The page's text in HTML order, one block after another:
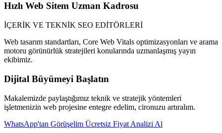
Hızlı Web Sitem Uzman Kadrosu
İÇERİK VE TEKNİK SEO EDİTÖRLERİ
Web tasarım standartları, Core Web Vitals optimizasyonları ve arama
motoru görünürlük stratejileri konularında uzmanlaşmış yayın
ekibimiz.
Dijital Büyümeyi Başlatın
Makalemizde paylaştığımız teknik ve stratejik yöntemleri
işletmenizin web projesine entegre edelim, cironuzu artıralım.
WhatsApp'tan Görüşelim Ücretsiz Fiyat Analizi Al